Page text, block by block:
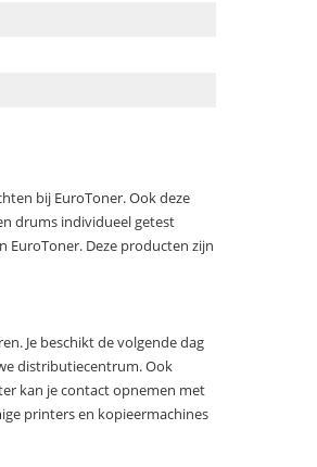
bij EuroToner. Ook deze
drums individueel getest
Deze producten zijn
Je beschikt de volgende dag
distributiecentrum. Ook
kan je contact opnemen met
printers en kopieermachines